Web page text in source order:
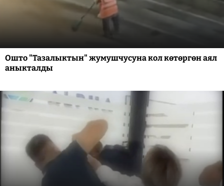
Ошто "Тазалыктын" жумушчусуна кол көтөргөн аял
аныкталды